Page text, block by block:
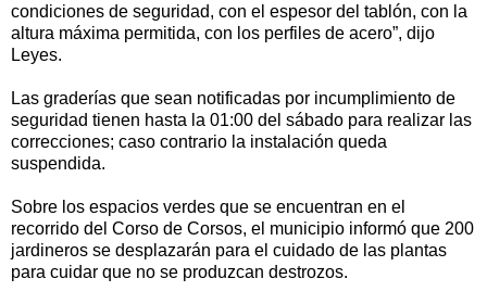
condiciones de seguridad, con el espesor del tablón, con la
altura máxima permitida, con los perfiles de acero”, dijo
Leyes.
Las graderías que sean notificadas por incumplimiento de
seguridad tienen hasta la 01:00 del sábado para realizar las
correcciones; caso contrario la instalación queda
suspendida.
Sobre los espacios verdes que se encuentran en el
recorrido del Corso de Corsos, el municipio informó que 200
jardineros se desplazarán para el cuidado de las plantas
para cuidar que no se produzcan destrozos.